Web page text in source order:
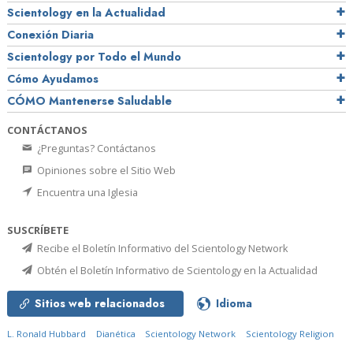
Scientology en la Actualidad
Conexión Diaria
Scientology por Todo el Mundo
Cómo Ayudamos
CÓMO Mantenerse Saludable
CONTÁCTANOS
¿Preguntas? Contáctanos
Opiniones sobre el Sitio Web
Encuentra una Iglesia
SUSCRÍBETE
Recibe el Boletín Informativo del Scientology Network
Obtén el Boletín Informativo de Scientology en la Actualidad
Sitios web relacionados Idioma
L. Ronald Hubbard Dianética Scientology Network
Scientology Religion